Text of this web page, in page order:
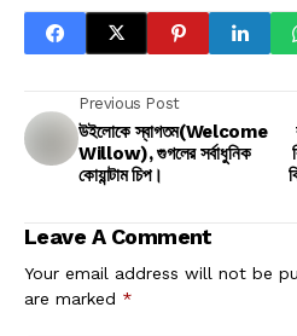
Previous Post
উইলোকে স্বাগতম(Welcome
Willow), গুগলের সর্বাধুনিক
কোয়ান্টাম চিপ।
Leave A Comment
Your email address will not be
are marked *